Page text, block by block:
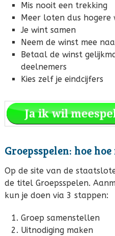
Mis nooit een trekking
Meer loten dus hogere
Je wint samen
Neem de winst mee
Betaal de winst
deelnemers
Kies zelf je eindcijfers
Groepsspelen: hoe
Op de site van de
de titel Groepsspelen.
kun je doen via 3 stappen:
Groep samenstellen
Uitnodiging maken